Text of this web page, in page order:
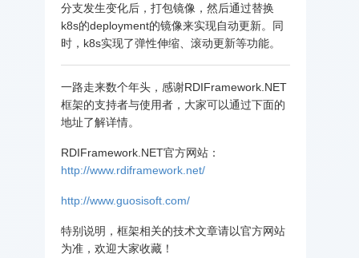
分支发生变化后，打包镜像，然后通过替换
k8s的deployment的镜像来实现自动更新。同
时，k8s实现了弹性伸缩、滚动更新等功能。
一路走来数个年头，感谢RDIFramework.NET
框架的支持者与使用者，大家可以通过下面的
地址了解详情。
RDIFramework.NET官方网站：
http://www.rdiframework.net/
http://www.guosisoft.com/
特别说明，框架相关的技术文章请以官方网站
为准，欢迎大家收藏！